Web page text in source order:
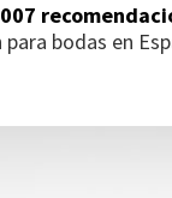
bodas en